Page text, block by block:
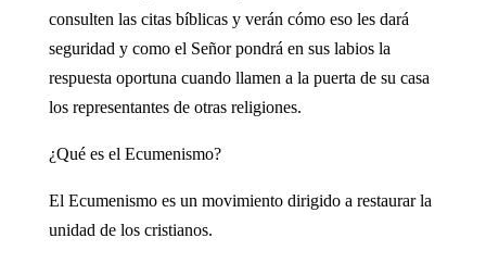
consulten las citas bíblicas y verán cómo eso les dará
seguridad y como el Señor pondrá en sus labios la
respuesta oportuna cuando llamen a la puerta de su casa
los representantes de otras religiones.
¿Qué es el Ecumenismo?
El Ecumenismo es un movimiento dirigido a restaurar la
unidad de los cristianos.